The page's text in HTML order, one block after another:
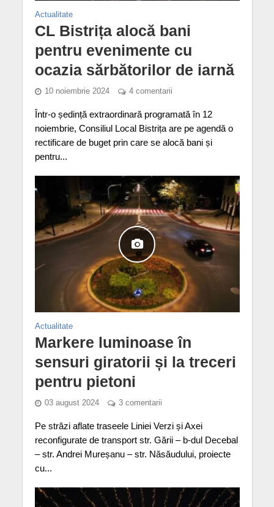
Actualitate
CL Bistrița alocă bani
pentru evenimente cu
ocazia sărbătorilor de iarnă
10 noiembrie 2024 4 comentarii
Într-o ședință extraordinară programată în 12
noiembrie, Consiliul Local Bistrița are pe agendă o
rectificare de buget prin care se alocă bani și
pentru...
Actualitate
Markere luminoase în
sensuri giratorii și la treceri
pentru pietoni
03 august 2024 3 comentarii
Pe străzi aflate traseele Liniei Verzi și Axei
reconfigurate de transport str. Gării – b-dul Decebal
– str. Andrei Mureșanu – str. Năsăudului, proiecte
cu...